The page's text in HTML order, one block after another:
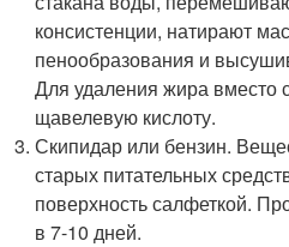
консистенции, натирают
пенообразования и
Для удаления жира вместо
щавелевую кислоту.
Скипидар или бензин.
старых питательных
поверхность салфеткой.
в 7-10 дней.